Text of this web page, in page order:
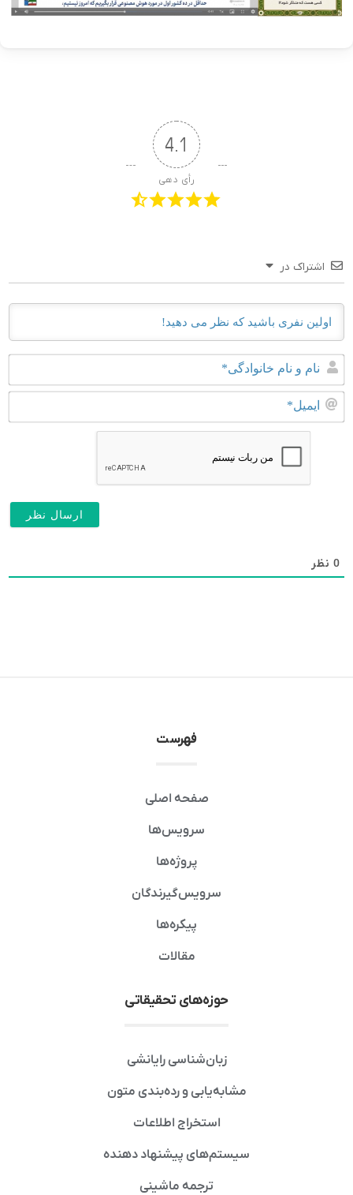
4.1
رأی دهی
اشتراک در
0 نظر
فهرست
صفحه اصلی
سرویس‌ها
پروژه‌ها
سرویس‌گیرندگان
پیکره‌ها
مقالات
حوزه‌های تحقیقاتی
زبان‌شناسی رایانشی
مشابه‌یابی و رده‌بندی متون
استخراج اطلاعات
سیستم‌های پیشنهاد دهنده
ترجمه ماشینی